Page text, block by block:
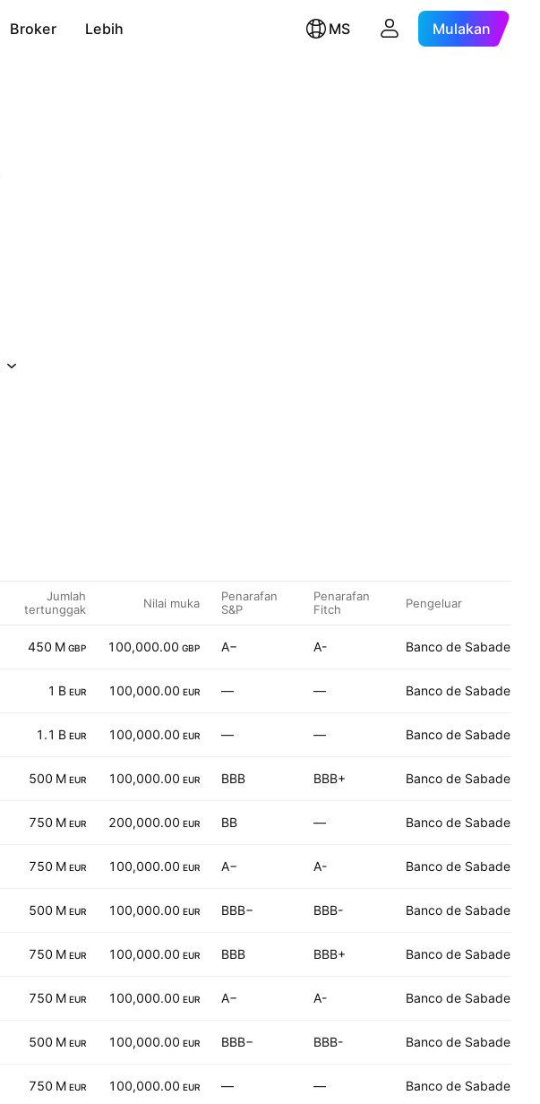
Broker Lebih MS Mulakan
Jumlah
tertunggak
Nilai muka
Penarafan
S&P
Penarafan
Fitch
Pengeluar
450 M GBP 100,000.00 GBP A− A- Banco de Sabadell SA
1 B EUR 100,000.00 EUR — — Banco de Sabadell SA
1.1 B EUR 100,000.00 EUR — — Banco de Sabadell SA
500 M EUR 100,000.00 EUR BBB BBB+ Banco de Sabadell SA
750 M EUR 200,000.00 EUR BB — Banco de Sabadell SA
750 M EUR 100,000.00 EUR A− A- Banco de Sabadell SA
500 M EUR 100,000.00 EUR BBB− BBB- Banco de Sabadell SA
750 M EUR 100,000.00 EUR BBB BBB+ Banco de Sabadell SA
750 M EUR 100,000.00 EUR A− A- Banco de Sabadell SA
500 M EUR 100,000.00 EUR BBB− BBB- Banco de Sabadell SA
750 M EUR 100,000.00 EUR — — Banco de Sabadell SA